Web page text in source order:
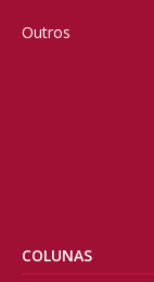
Outros
COLUNAS